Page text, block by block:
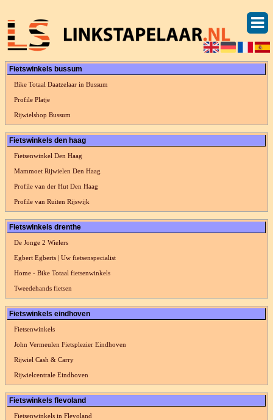
Fietswinkels bussum
Bike Totaal Daatzelaar in Bussum
Profile Platje
Rijwielshop Bussum
Fietswinkels den haag
Fietsenwinkel Den Haag
Mammoet Rijwielen Den Haag
Profile van der Hut Den Haag
Profile van Ruiten Rijswijk
Fietswinkels drenthe
De Jonge 2 Wielers
Egbert Egberts | Uw fietsenspecialist
Home - Bike Totaal fietsenwinkels
Tweedehands fietsen
Fietswinkels eindhoven
Fietsenwinkels
John Vermeulen Fietsplezier Eindhoven
Rijwiel Cash & Carry
Rijwielcentrale Eindhoven
Fietswinkels flevoland
Fietsenwinkels in Flevoland